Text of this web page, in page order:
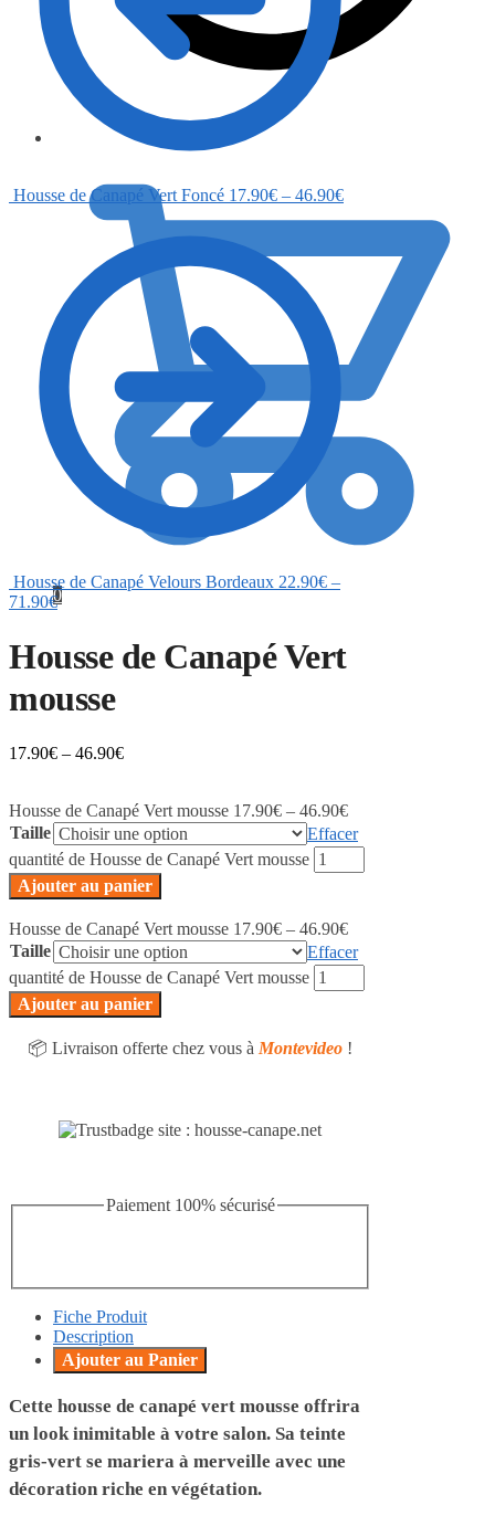
0
Housse de Canapé Vert Foncé 17.90€ – 46.90€
Housse de Canapé Velours Bordeaux 22.90€ –
71.90€
Housse de Canapé Vert
mousse
17.90€ – 46.90€
Housse de Canapé Vert mousse 17.90€ – 46.90€
Taille
Effacer
quantité de Housse de Canapé Vert mousse
Ajouter au panier
Housse de Canapé Vert mousse 17.90€ – 46.90€
Taille
Effacer
quantité de Housse de Canapé Vert mousse
Ajouter au panier
📦 Livraison offerte chez vous à Montevideo !
Paiement 100% sécurisé
Fiche Produit
Description
Ajouter au Panier
Cette housse de canapé vert mousse offrira
un look inimitable à votre salon. Sa teinte
gris-vert se mariera à merveille avec une
décoration riche en végétation.